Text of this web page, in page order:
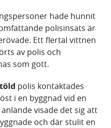
hade hunnit
polisinsats är
Ett flertal vittnen
av polis och
som gott.
polis kontaktades
i en byggnad vid en
visade det sig att
och där stulit en